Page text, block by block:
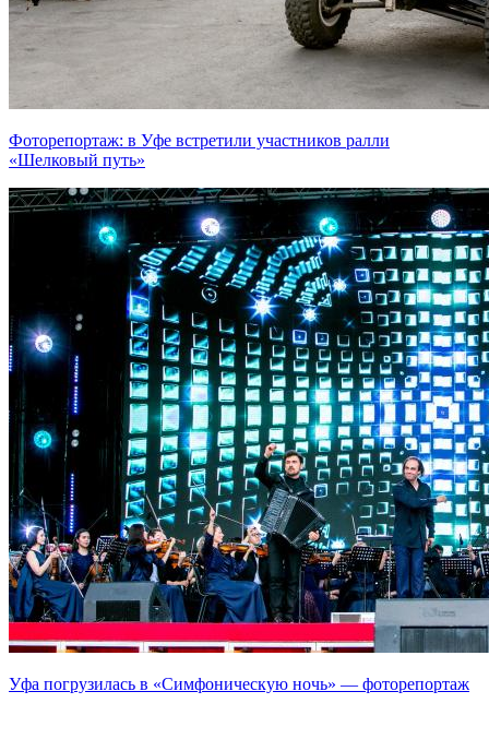
Фоторепортаж: в Уфе встретили участников ралли
«Шелковый путь»
Уфа погрузилась в «Симфоническую ночь» — фоторепортаж